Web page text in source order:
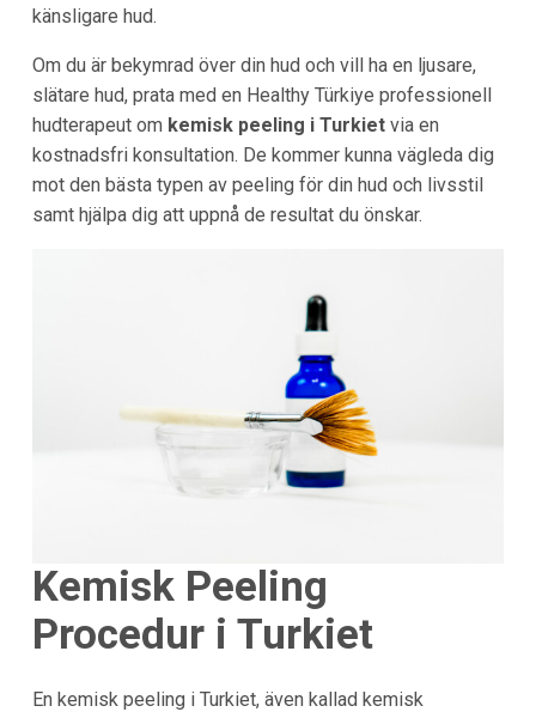
känsligare hud.
Om du är bekymrad över din hud och vill ha en ljusare,
slätare hud, prata med en Healthy Türkiye professionell
hudterapeut om kemisk peeling i Turkietvia en
kostnadsfri konsultation. De kommer kunna vägleda dig
mot den bästa typen av peeling för din hud och livsstil
samt hjälpa dig att uppnå de resultat du önskar.
Kemisk Peeling
Procedur i Turkiet
En kemisk peeling i Turkiet, även kallad kemisk